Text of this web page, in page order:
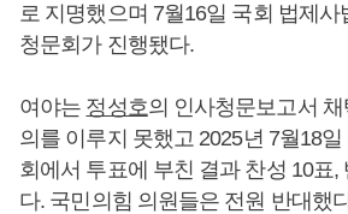
로 지명했으며 7월16일 국회 법제
청문회가 진행됐다.
여야는 정성호의 인사청문보고서
의를 이루지 못했고 2025년 7월18
회에서 투표에 부친 결과 찬성 10표,
다. 국민의힘 의원들은 전원 반대했